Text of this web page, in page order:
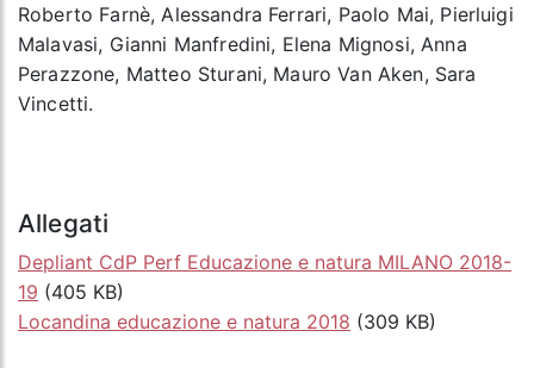
Roberto Farnè, Alessandra Ferrari, Paolo Mai, Pierluigi
Malavasi, Gianni Manfredini, Elena Mignosi, Anna
Perazzone, Matteo Sturani, Mauro Van Aken, Sara
Vincetti.
Allegati
Depliant CdP Perf Educazione e natura MILANO 2018-
19 (405 KB)
Locandina educazione e natura 2018 (309 KB)